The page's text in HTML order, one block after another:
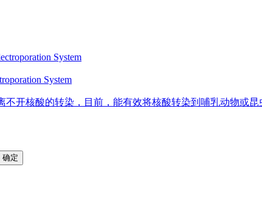
System
开核酸的转染，目前，能有效将核酸转染到哺乳动物或